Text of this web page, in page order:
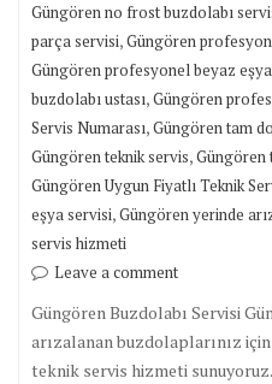
Güngören no frost buzdolabı
parça servisi,Güngören
Güngören profesyonel beyaz
buzdolabı ustası,Güngören
Servis Numarası,Güngören tam
Güngören teknik servis,Güngören
Güngören Uygun Fiyatlı Teknik
eşya servisi,Güngören yerinde
servis hizmeti
Leave a comment
Güngören Buzdolabı Servisi
arızalanan buzdolaplarınız
teknik servis hizmeti